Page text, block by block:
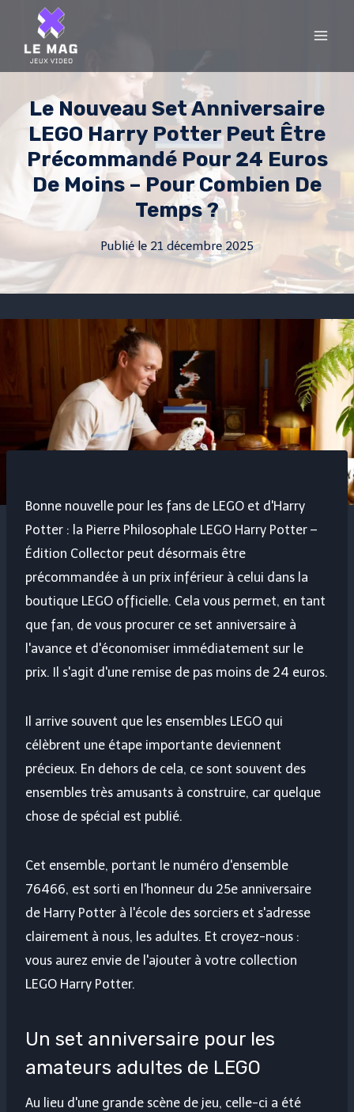
content
Le Nouveau Set Anniversaire
LEGO Harry Potter Peut Être
Précommandé Pour 24 Euros
De Moins – Pour Combien De
Temps ?
Publié le 21 décembre 2025
Bonne nouvelle pour les fans de LEGO et d'Harry
Potter : la Pierre Philosophale LEGO Harry Potter –
Édition Collector peut désormais être
précommandée à un prix inférieur à celui dans la
boutique LEGO officielle. Cela vous permet, en tant
que fan, de vous procurer ce set anniversaire à
l'avance et d'économiser immédiatement sur le
prix. Il s'agit d'une remise de pas moins de 24 euros.
Il arrive souvent que les ensembles LEGO qui
célèbrent une étape importante deviennent
précieux. En dehors de cela, ce sont souvent des
ensembles très amusants à construire, car quelque
chose de spécial est publié.
Cet ensemble, portant le numéro d'ensemble
76466, est sorti en l'honneur du 25e anniversaire
de Harry Potter à l'école des sorciers et s'adresse
clairement à nous, les adultes. Et croyez-nous :
vous aurez envie de l'ajouter à votre collection
LEGO Harry Potter.
Un set anniversaire pour les
amateurs adultes de LEGO
Au lieu d'une grande scène de jeu, celle-ci a été